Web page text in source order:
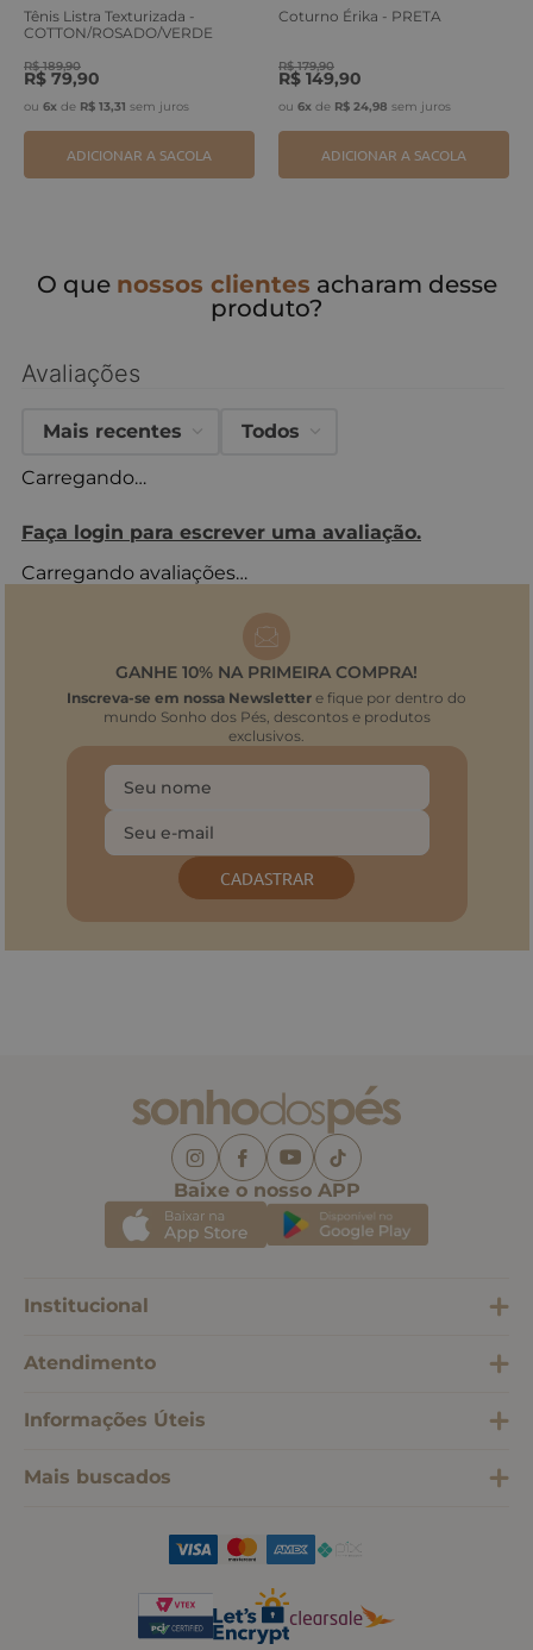
Tênis Listra Texturizada -
COTTON/ROSADO/VERDE
R$ 189,90
R$ 79,90
ou 6x de R$ 13,31 sem juros
ADICIONAR A SACOLA
Coturno Érika - PRETA
R$ 179,90
R$ 149,90
ou 6x de R$ 24,98 sem juros
ADICIONAR A SACOLA
O que nossos clientes acharam desse
produto?
Avaliações
Carregando…
Faça login para escrever uma avaliação.
Mais recentes Todos
Carregando avaliações…
GANHE 10% NA PRIMEIRA COMPRA!
Inscreva-se em nossa Newsletter e fique por dentro do
mundo Sonho dos Pés, descontos e produtos
exclusivos.
CADASTRAR
Baixe o nosso APP
Institucional
Atendimento
Informações Úteis
Mais buscados